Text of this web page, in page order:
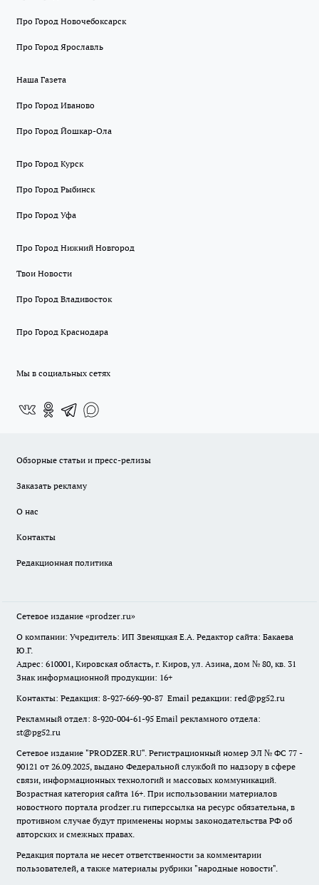
Про Город Новочебоксарск
Про Город Ярославль
Наша Газета
Про Город Иваново
Про Город Йошкар-Ола
Про Город Курск
Про Город Рыбинск
Про Город Уфа
Про Город Нижний Новгород
Твои Новости
Про Город Владивосток
Про Город Краснодара
Мы в социальных сетях
Обзорные статьи и пресс-релизы
Заказать рекламу
О нас
Контакты
Редакционная политика
Сетевое издание «prodzer.ru»
О компании: Учредитель: ИП Звеняцкая Е.А. Редактор сайта: Бакаева
Ю.Г.
Адрес: 610001, Кировская область, г. Киров, ул. Азина, дом № 80, кв. 31
Знак информационной продукции: 16+
Контакты: Редакция: 8-927-669-90-87 Email редакции: red@pg52.ru
Рекламный отдел: 8-920-004-61-95 Email рекламного отдела:
st@pg52.ru
Сетевое издание "PRODZER.RU". Регистрационный номер ЭЛ № ФС 77 -
90121 от 26.09.2025, выдано Федеральной службой по надзору в сфере
связи, информационных технологий и массовых коммуникаций.
Возрастная категория сайта 16+. При использовании материалов
новостного портала prodzer.ru гиперссылка на ресурс обязательна, в
противном случае будут применены нормы законодательства РФ об
авторских и смежных правах.
Редакция портала не несет ответственности за комментарии
пользователей, а также материалы рубрики "народные новости".